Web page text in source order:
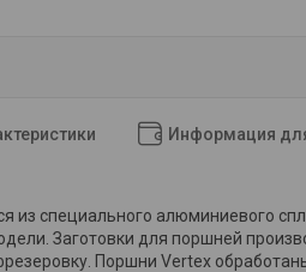
Информация
из специального алюминиевого
Заготовки для поршней
Поршни Vertex